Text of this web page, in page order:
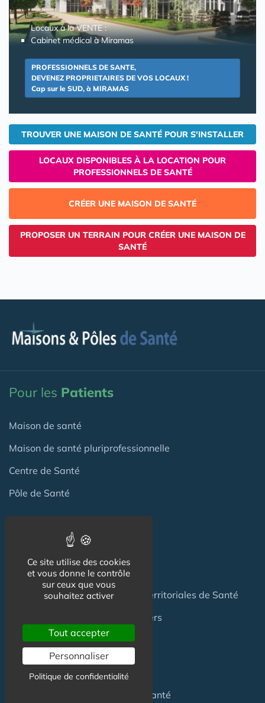
Locaux à la VENTE :
Cabinet médical à Miramas
PROFESSIONNELS DE SANTE,
DEVENEZ PROPRIETAIRES DE VOS LOCAUX !
Cap sur le SUD, à MIRAMAS
TROUVER UNE MAISON DE SANTÉ POUR S'INSTALLER
LOCAUX DISPONIBLES À LA LOCATION POUR
PROFESSIONNELS DE SANTÉ
CRÉER UNE MAISON DE SANTÉ
PROPOSER UN TERRAIN POUR CRÉER UNE MAISON DE
SANTÉ
Pour les Patients
Maison de santé
Maison de santé pluriprofessionnelle
Centre de Santé
Pôle de Santé
Maison de naissance
Centre de Soins et de Prévention
Communauté Professionnelles Territoriales de Santé
Hotel Patient & Hôtels Hospitaliers
Pour lesProfessionnels
en Maison de Santé
Ce site utilise des cookies
et vous donne le contrôle
sur ceux que vous
souhaitez activer
Tout accepter
Personnaliser
Politique de confidentialité